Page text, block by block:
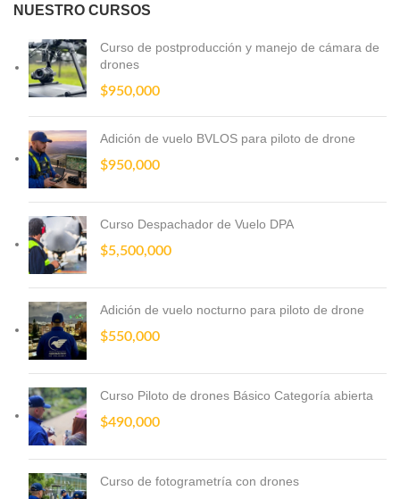
NUESTRO CURSOS
Curso de postproducción y manejo de cámara de
drones
$950,000
Adición de vuelo BVLOS para piloto de drone
$950,000
Curso Despachador de Vuelo DPA
$5,500,000
Adición de vuelo nocturno para piloto de drone
$550,000
Curso Piloto de drones Básico Categoría abierta
$490,000
Curso de fotogrametría con drones